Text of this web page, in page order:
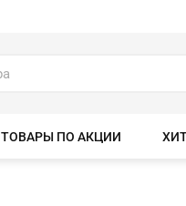
ТОВАРЫ ПО АКЦИИ